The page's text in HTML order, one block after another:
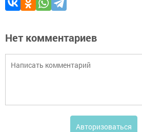
Нет комментариев
Авторизоваться